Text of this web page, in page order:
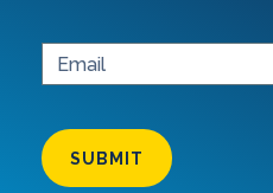
SUBMIT